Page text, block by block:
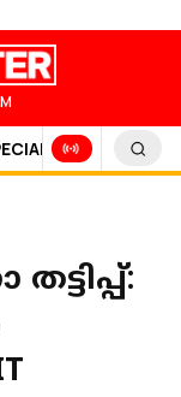
SPORTS